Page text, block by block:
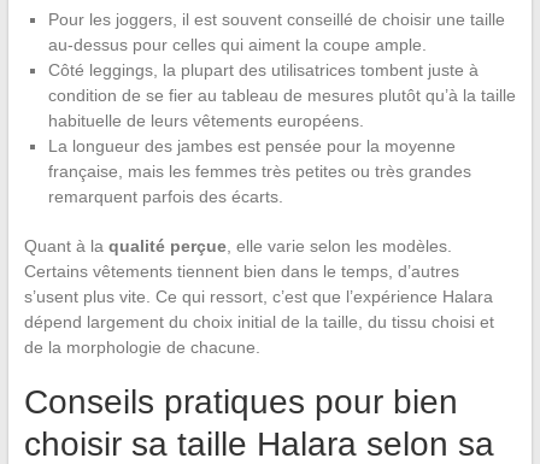
Pour les joggers, il est souvent conseillé de choisir une taille
au-dessus pour celles qui aiment la coupe ample.
Côté leggings, la plupart des utilisatrices tombent juste à
condition de se fier au tableau de mesures plutôt qu’à la taille
habituelle de leurs vêtements européens.
La longueur des jambes est pensée pour la moyenne
française, mais les femmes très petites ou très grandes
remarquent parfois des écarts.
Quant à la qualité perçue, elle varie selon les modèles.
Certains vêtements tiennent bien dans le temps, d’autres
s’usent plus vite. Ce qui ressort, c’est que l’expérience Halara
dépend largement du choix initial de la taille, du tissu choisi et
de la morphologie de chacune.
Conseils pratiques pour bien
choisir sa taille Halara selon sa